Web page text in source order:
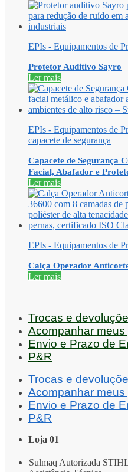
EPIs - Equipamentos de
Protetor Auditivo Sayro
Ler mais
EPIs - Equipamentos de
capacete de segurança
Capacete de Segurança
Facial, Abafador e
Ler mais
EPIs - Equipamentos de
Calça Operador
Ler mais
Trocas e
Acompanhar meus
Envio e Prazo de
P&R
Trocas e
Acompanhar meus
Envio e Prazo de
P&R
Loja 01
Sulmaq Autorizada